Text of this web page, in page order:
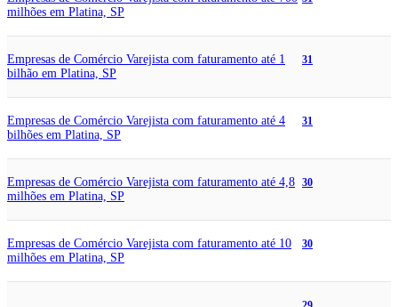
milhões em Platina, SP
Empresas de Comércio Varejista com faturamento até 1
bilhão em Platina, SP
31
Empresas de Comércio Varejista com faturamento até 4
bilhões em Platina, SP
31
Empresas de Comércio Varejista com faturamento até 4,8
milhões em Platina, SP
30
Empresas de Comércio Varejista com faturamento até 10
milhões em Platina, SP
30